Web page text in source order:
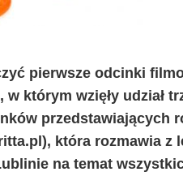
pierwsze odcinki
którym wzięły udział
przedstawiających
która rozmawia z
na temat